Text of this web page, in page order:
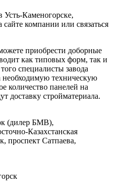
Усть-Каменогорске,
сайте компании или связаться
приобрести доборные
как типовых форм, так и
специалисты завода
необходимую техническую
количество панелей на
доставку стройматериала.
(дилер БМВ),
Казахстанская
проспект Сатпаева,